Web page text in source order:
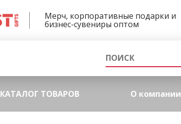
Мерч, корпоративные подарки и
бизнес-сувениры оптом
КАТАЛОГ ТОВАРОВ О компании